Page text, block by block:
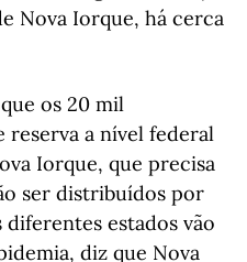
Nova Iorque, há cerca
os 20 mil
reserva a nível federal
Iorque, que precisa
ser distribuídos por
estados vão
diz que Nova